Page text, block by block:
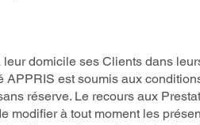
domicile ses Clients dans
APPRIS est soumis aux
réserve. Le recours aux
modifier à tout moment les